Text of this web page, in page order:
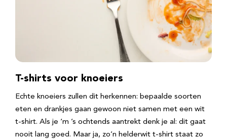
T-shirts voor knoeiers
Echte knoeiers zullen dit herkennen: bepaalde soorten
eten en drankjes gaan gewoon niet samen met een wit
t-shirt. Als je ‘m ’s ochtends aantrekt denk je al: dit gaat
nooit lang goed. Maar ja, zo’n helderwit t-shirt staat zo